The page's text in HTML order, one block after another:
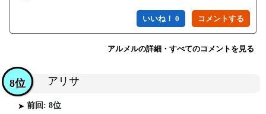
いいね！ 0
アルメルの詳細・すべてのコメントを見る
アリサ
8位
前回: 8位